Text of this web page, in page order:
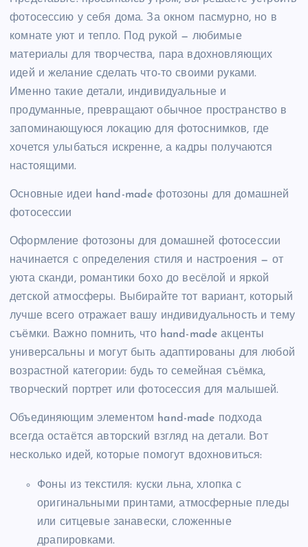
фотосессию у себя дома. За окном пасмурно, но в
комнате уют и тепло. Под рукой — любимые
материалы для творчества, пара вдохновляющих
идей и желание сделать что-то своими руками.
Именно такие детали, индивидуальные и
продуманные, превращают обычное пространство в
запоминающуюся локацию для фотоснимков, где
хочется улыбаться искренне, а кадры получаются
настоящими.
Основные идеи hand-made фотозоны для домашней
фотосессии
Оформление фотозоны для домашней фотосессии
начинается с определения стиля и настроения — от
уюта сканди, романтики бохо до весёлой и яркой
детской атмосферы. Выбирайте тот вариант, который
лучше всего отражает вашу индивидуальность и тему
съёмки. Важно помнить, что hand-made акценты
универсальны и могут быть адаптированы для любой
возрастной категории: будь то семейная съёмка,
творческий портрет или фотосессия для малышей.
Объединяющим элементом hand-made подхода
всегда остаётся авторский взгляд на детали. Вот
несколько идей, которые помогут вдохновиться:
Фоны из текстиля: куски льна, хлопка с
оригинальными принтами, атмосферные пледы
или ситцевые занавески, сложенные
драпировками.